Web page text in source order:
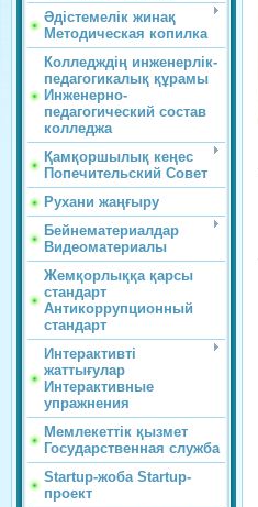
Әдістемелік жинақ
Методическая копилка
Колледждің инженерлік-
педагогикалық құрамы
Инженерно-
педагогический состав
колледжа
Қамқоршылық кеңес
Попечительский Совет
Рухани жаңғыру
Бейнематериалдар
Видеоматериалы
Жемқорлыққа қарсы
стандарт
Антикоррупционный
стандарт
Интерактивті
жаттығулар
Интерактивные
упражнения
Мемлекеттік қызмет
Государственная служба
Startup-жоба Startup-
проект